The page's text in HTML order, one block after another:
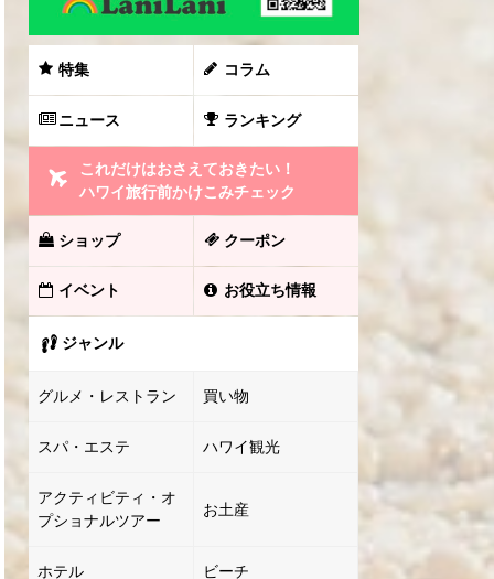
特集 コラム
ニュース ランキング
これだけはおさえておきたい！
ハワイ旅行前かけこみチェック
ショップ クーポン
イベント お役立ち情報
ジャンル
グルメ・レストラン 買い物
スパ・エステ ハワイ観光
アクティビティ・オ
プショナルツアー
お土産
ホテル ビーチ